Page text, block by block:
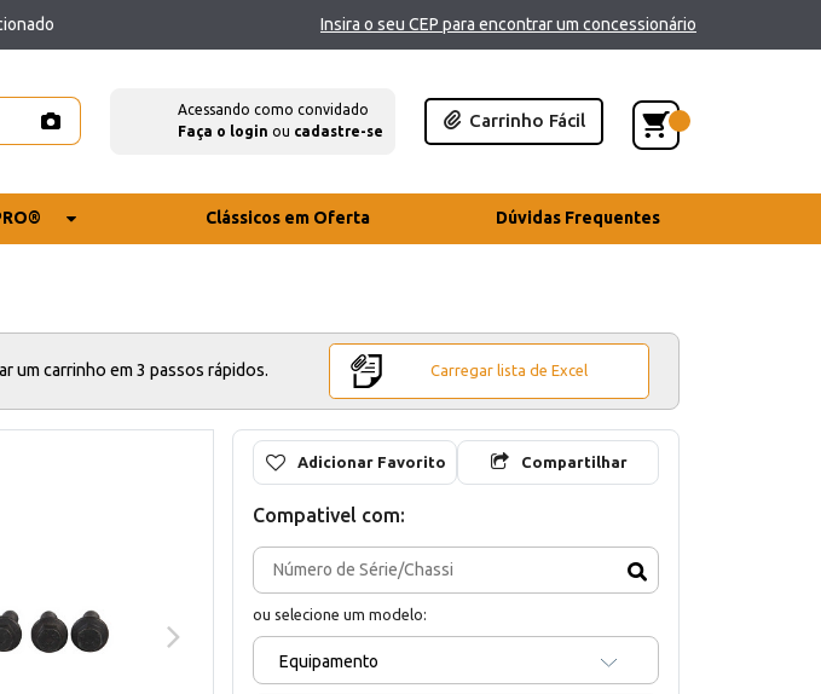
Insira o seu CEP para encontrar um concessionário
Acessando como convidado
Faça o login ou cadastre-se
Carrinho Fácil
Clássicos em Oferta Dúvidas Frequentes
um carrinho em 3 passos rápidos. Carregar lista de Excel
Adicionar Favorito Compartilhar
Compativel com:
ou selecione um modelo:
Equipamento